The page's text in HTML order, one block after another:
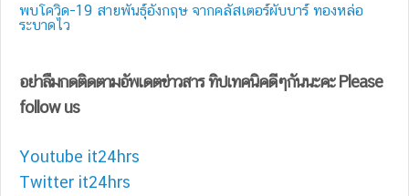
พบโควิด-19 สายพันธุ์อังกฤษ จากคลัสเตอร์ผับบาร์ ทองหล่อ
ระบาดไว
อย่าลืมกดติดตามอัพเดตข่าวสาร ทิปเทคนิคดีๆกันนะคะ Please
follow us
Youtube it24hrs
Twitter it24hrs